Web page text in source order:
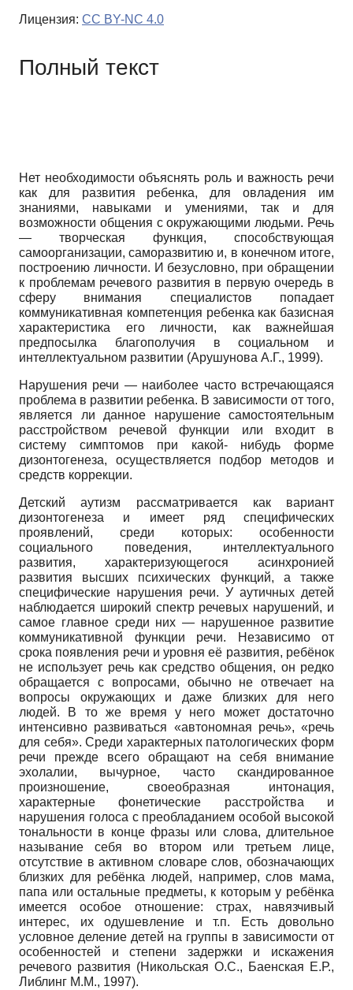
Лицензия: CC BY-NC 4.0
Полный текст
Нет необходимости объяснять роль и важность речи
как для развития ребенка, для овладения им
знаниями, навыками и умениями, так и для
возможности общения с окружающими людьми. Речь
— творческая функция, способствующая
самоорганизации, саморазвитию и, в конечном итоге,
построению личности. И безусловно, при обращении
к проблемам речевого развития в первую очередь в
сферу внимания специалистов попадает
коммуникативная компетенция ребенка как базисная
характеристика его личности, как важнейшая
предпосылка благополучия в социальном и
интеллектуальном развитии (Арушунова А.Г., 1999).
Нарушения речи — наиболее часто встречающаяся
проблема в развитии ребенка. В зависимости от того,
является ли данное нарушение самостоятельным
расстройством речевой функции или входит в
систему симптомов при какой- нибудь форме
дизонтогенеза, осуществляется подбор методов и
средств коррекции.
Детский аутизм рассматривается как вариант
дизонтогенеза и имеет ряд специфических
проявлений, среди которых: особенности
социального поведения, интеллектуального
развития, характеризующегося асинхронией
развития высших психических функций, а также
специфические нарушения речи. У аутичных детей
наблюдается широкий спектр речевых нарушений, и
самое главное среди них — нарушенное развитие
коммуникативной функции речи. Независимо от
срока появления речи и уровня её развития, ребёнок
не использует речь как средство общения, он редко
обращается с вопросами, обычно не отвечает на
вопросы окружающих и даже близких для него
людей. В то же время у него может достаточно
интенсивно развиваться «автономная речь», «речь
для себя». Среди характерных патологических форм
речи прежде всего обращают на себя внимание
эхолалии, вычурное, часто скандированное
произношение, своеобразная интонация,
характерные фонетические расстройства и
нарушения голоса с преобладанием особой высокой
тональности в конце фразы или слова, длительное
называние себя во втором или третьем лице,
отсутствие в активном словаре слов, обозначающих
близких для ребёнка людей, например, слов мама,
папа или остальные предметы, к которым у ребёнка
имеется особое отношение: страх, навязчивый
интерес, их одушевление и т.п. Есть довольно
условное деление детей на группы в зависимости от
особенностей и степени задержки и искажения
речевого развития (Никольская О.С., Баенская Е.Р.,
Либлинг М.М., 1997).